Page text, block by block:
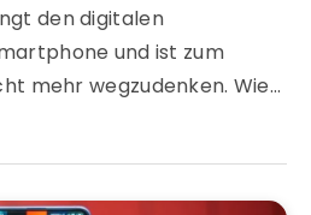
den digitalen
und ist zum
mehr wegzudenken. Wie…